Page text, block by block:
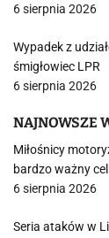
6 sierpnia 2026
Wypadek z
śmigłowiec LPR
6 sierpnia 2026
NAJNOWSZE
Miłośnicy
bardzo ważny
6 sierpnia 2026
Seria ataków w